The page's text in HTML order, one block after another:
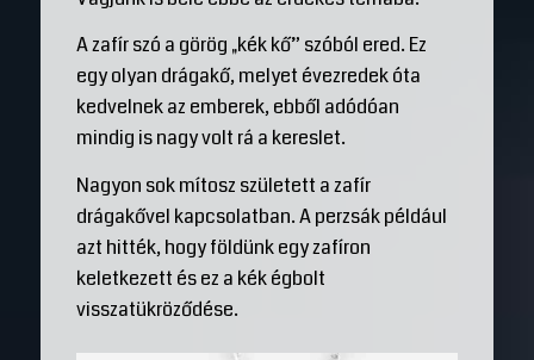
A zafír szó a görög „kék kő” szóból ered. Ez
egy olyan drágakő, melyet évezredek óta
kedvelnek az emberek, ebből adódóan
mindig is nagy volt rá a kereslet.
Nagyon sok mítosz született a zafír
drágakővel kapcsolatban. A perzsák például
azt hitték, hogy földünk egy zafíron
keletkezett és ez a kék égbolt
visszatükröződése.